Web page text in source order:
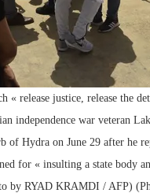
« release justice, release the
independence war veteran
of Hydra on June 29 after
for « insulting a state body
by RYAD KRAMDI / AFP)